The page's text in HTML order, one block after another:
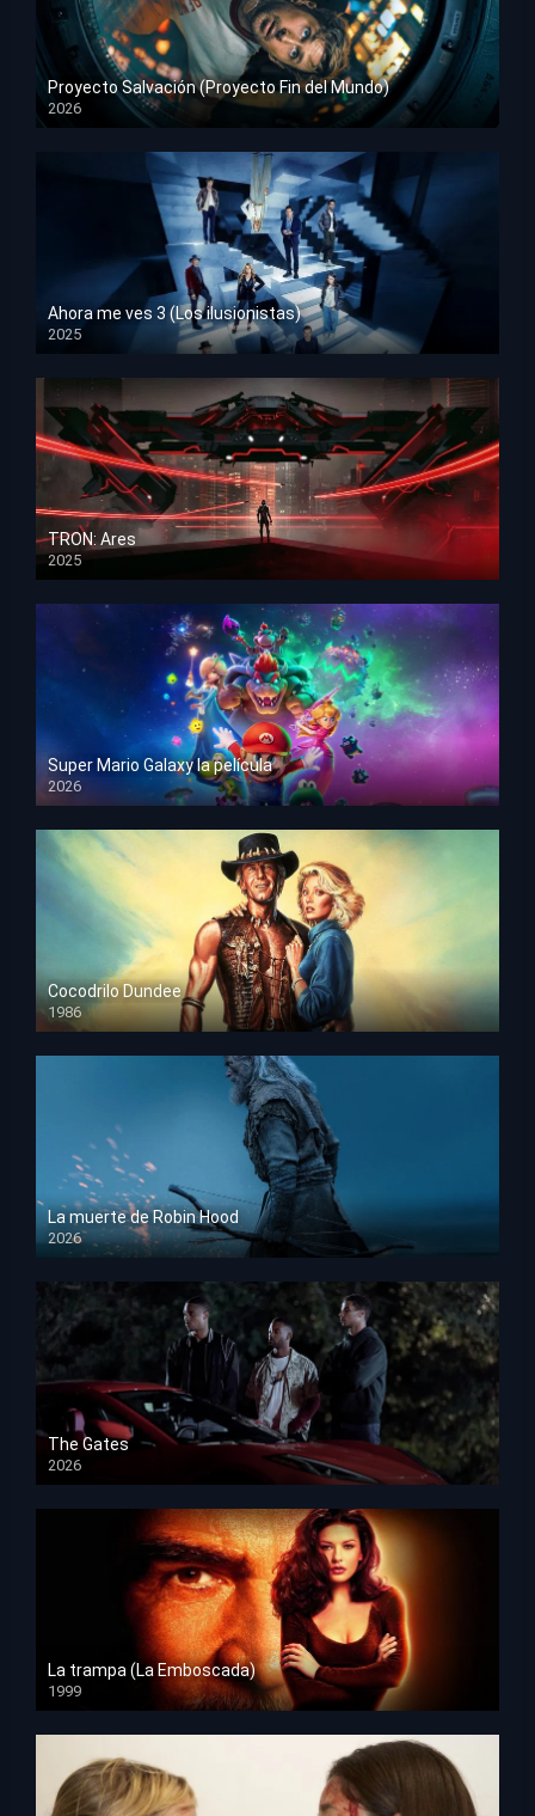
Proyecto Salvación (Proyecto Fin del Mundo)
2026
HD 1080p
Ahora me ves 3 (Los ilusionistas)
2025
HD 1080p
TRON: Ares
2025
HD 1080p
Super Mario Galaxy la película
2026
HD 1080p
Cocodrilo Dundee
1986
HD 1080p
La muerte de Robin Hood
2026
HD 1080p
The Gates
2026
HD 1080p
La trampa (La Emboscada)
1999
HD 1080p